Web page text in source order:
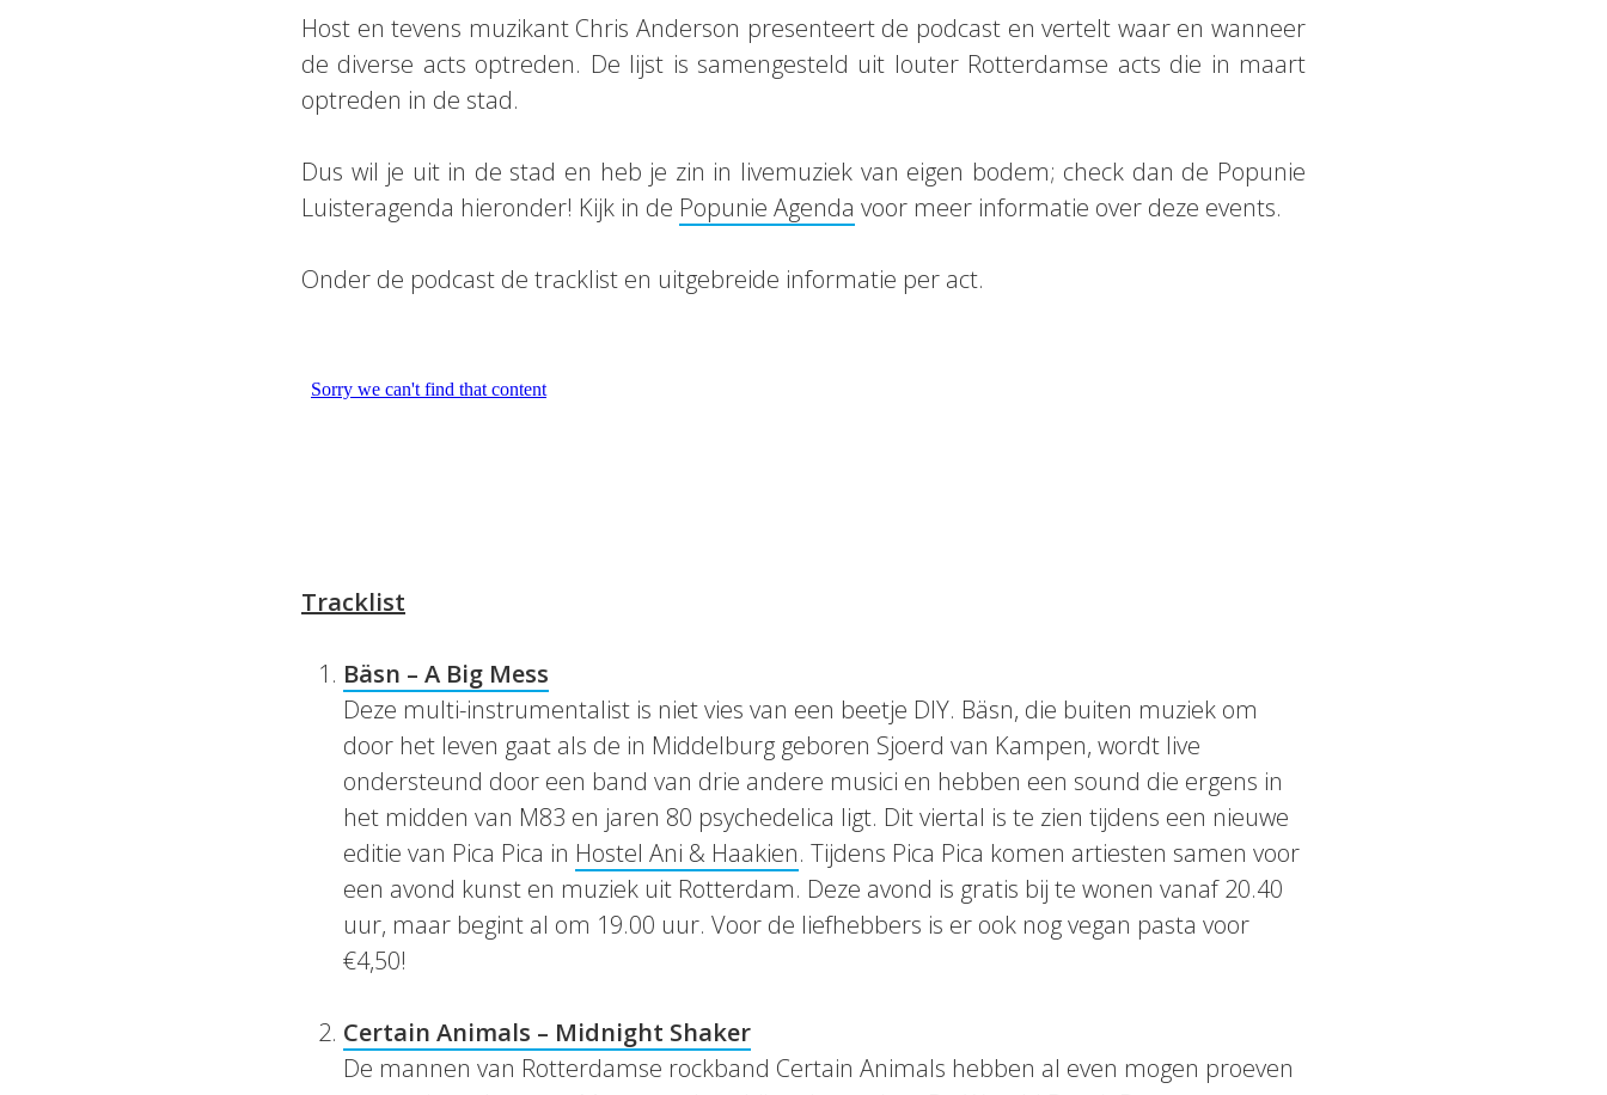
Host en tevens muzikant Chris Anderson presenteert de podcast en vertelt waar en wanneer
de diverse acts optreden. De lijst is samengesteld uit louter Rotterdamse acts die in maart
optreden in de stad.
Dus wil je uit in de stad en heb je zin in livemuziek van eigen bodem; check dan de Popunie
Luisteragenda hieronder! Kijk in de Popunie Agenda voor meer informatie over deze events.
Onder de podcast de tracklist en uitgebreide informatie per act.
Tracklist
Bäsn – A Big Mess
Deze multi-instrumentalist is niet vies van een beetje DIY. Bäsn, die buiten muziek om
door het leven gaat als de in Middelburg geboren Sjoerd van Kampen, wordt live
ondersteund door een band van drie andere musici en hebben een sound die ergens in
het midden van M83 en jaren 80 psychedelica ligt. Dit viertal is te zien tijdens een nieuwe
editie van Pica Pica in Hostel Ani & Haakien. Tijdens Pica Pica komen artiesten samen voor
een avond kunst en muziek uit Rotterdam. Deze avond is gratis bij te wonen vanaf 20.40
uur, maar begint al om 19.00 uur. Voor de liefhebbers is er ook nog vegan pasta voor
€4,50!
Certain Animals – Midnight Shaker
De mannen van Rotterdamse rockband Certain Animals hebben al even mogen proeven